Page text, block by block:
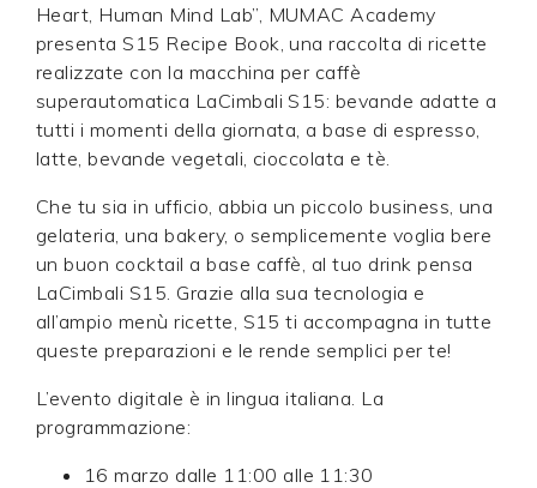
Heart, Human Mind Lab”, MUMAC Academy
presenta S15 Recipe Book, una raccolta di ricette
realizzate con la macchina per caffè
superautomatica LaCimbali S15: bevande adatte a
tutti i momenti della giornata, a base di espresso,
latte, bevande vegetali, cioccolata e tè.
Che tu sia in ufficio, abbia un piccolo business, una
gelateria, una bakery, o semplicemente voglia bere
un buon cocktail a base caffè, al tuo drink pensa
LaCimbali S15. Grazie alla sua tecnologia e
all’ampio menù ricette, S15 ti accompagna in tutte
queste preparazioni e le rende semplici per te!
L’evento digitale è in lingua italiana. La
programmazione:
16 marzo dalle 11:00 alle 11:30